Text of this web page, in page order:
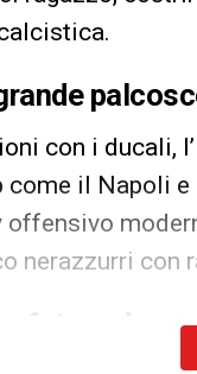
con i ducali, l’
il Napoli
nerazzurri con
un futuro da